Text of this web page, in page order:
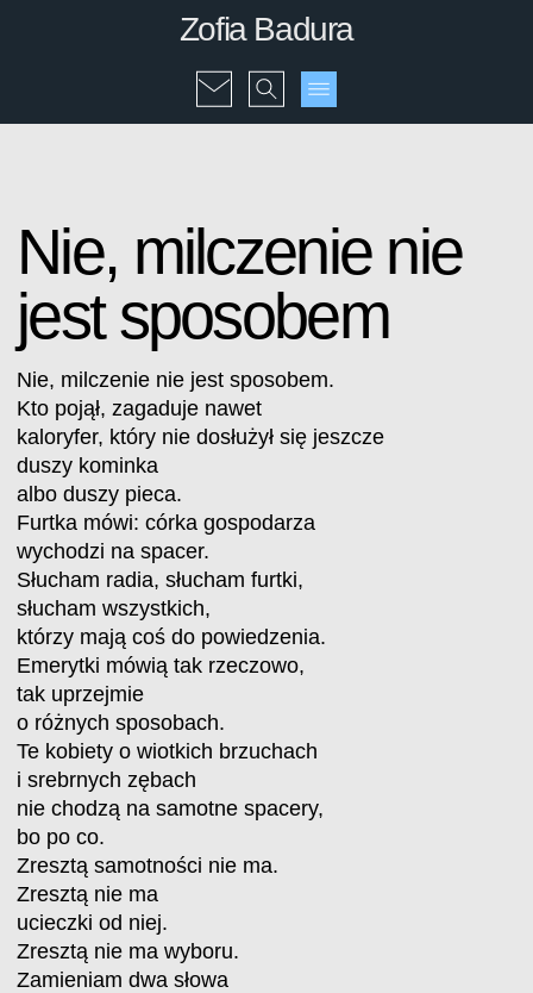
Zofia Badura
Nie, milczenie nie
jest sposobem
Nie, milczenie nie jest sposobem.
Kto pojął, zagaduje nawet
kaloryfer, który nie dosłużył się jeszcze
duszy kominka
albo duszy pieca.
Furtka mówi: córka gospodarza
wychodzi na spacer.
Słucham radia, słucham furtki,
słucham wszystkich,
którzy mają coś do powiedzenia.
Emerytki mówią tak rzeczowo,
tak uprzejmie
o różnych sposobach.
Te kobiety o wiotkich brzuchach
i srebrnych zębach
nie chodzą na samotne spacery,
bo po co.
Zresztą samotności nie ma.
Zresztą nie ma
ucieczki od niej.
Zresztą nie ma wyboru.
Zamieniam dwa słowa